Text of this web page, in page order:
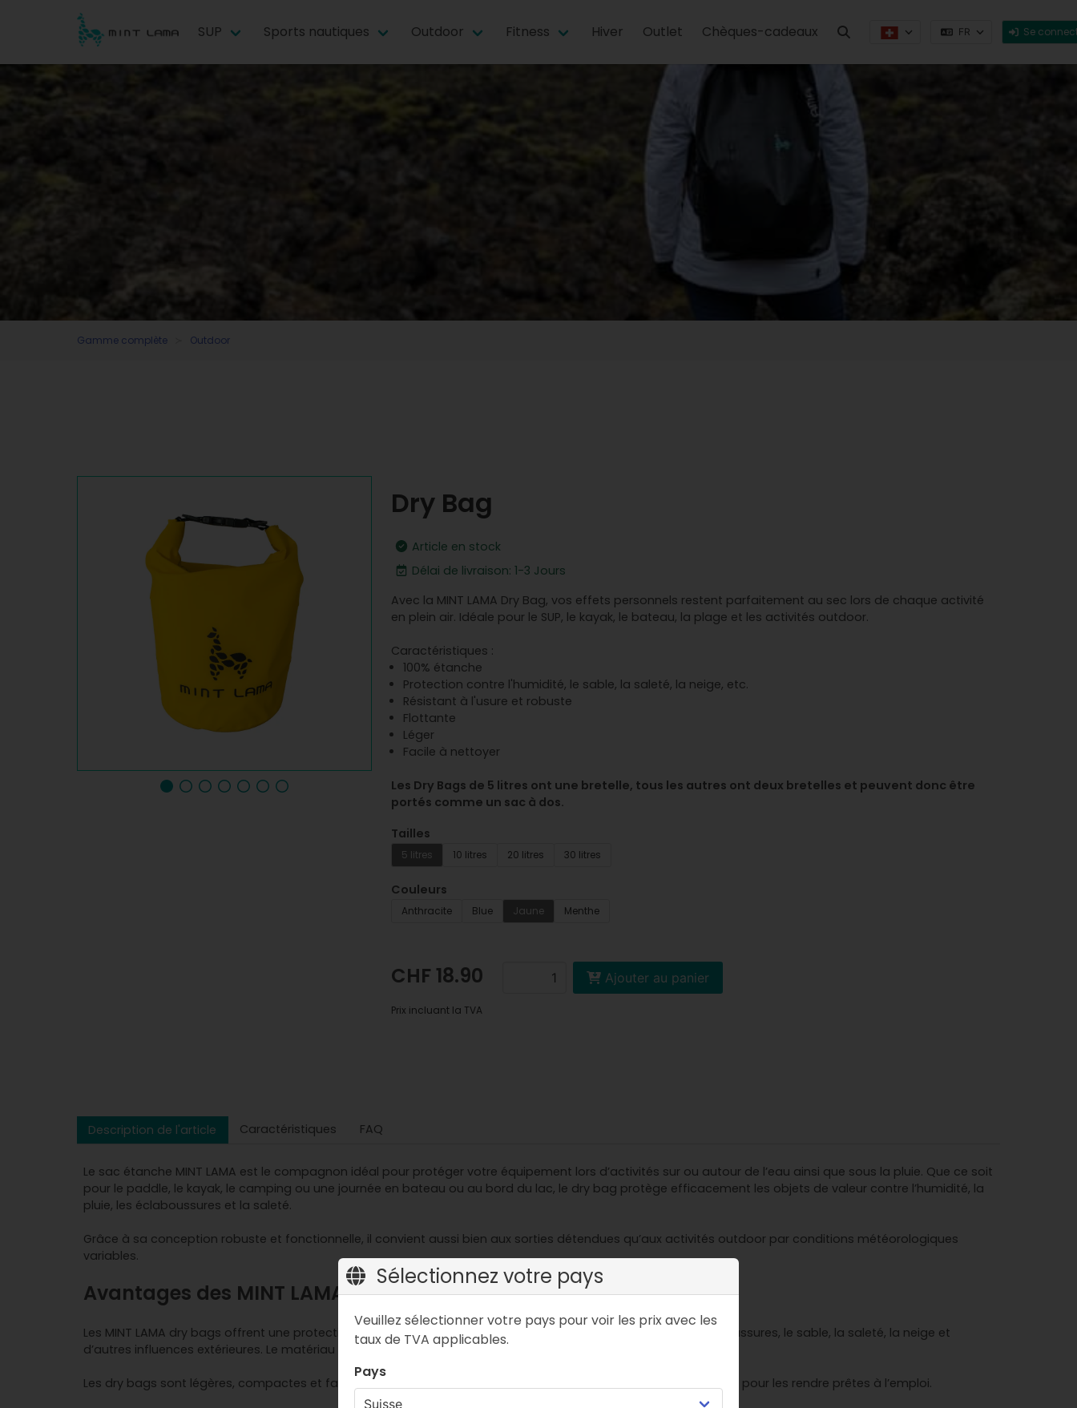
SUP Sports nautiques Outdoor Fitness Hiver Outlet Chèques-cadeaux FR Se
Gamme complète Outdoor
Dry Bag
Article en stock
Délai de livraison: 1-3 Jours
Avec la MINT LAMA Dry Bag, vos effets personnels restent parfaitement au sec lors de chaque activité
en plein air. Idéale pour le SUP, le kayak, le bateau, la plage et les activités outdoor.
Caractéristiques :
100% étanche
Protection contre l'humidité, le sable, la saleté, la neige, etc.
Résistant à l'usure et robuste
Flottante
Léger
Facile à nettoyer
Les Dry Bags de 5 litres ont une bretelle, tous les autres ont deux bretelles et peuvent donc être
portés comme un sac à dos.
Tailles
5 litres 10 litres 20 litres 30 litres
Couleurs
Anthracite Blue Jaune Menthe
CHF 18.90 Ajouter au panier
Prix incluant la TVA
Description de l'article Caractéristiques FAQ
Le sac étanche MINT LAMA est le compagnon idéal pour protéger votre équipement lors d’activités sur ou autour de l’eau ainsi que sous la pluie. Que ce soit
pour le paddle, le kayak, le camping ou une journée en bateau ou au bord du lac, le dry bag protège efficacement les objets de valeur contre l’humidité, la
pluie, les éclaboussures et la saleté.
Grâce à sa conception robuste et fonctionnelle, il convient aussi bien aux sorties détendues qu’aux activités outdoor par conditions météorologiques
variables.
Avantages des MINT LAMA Dry Bags
Les MINT LAMA dry bags offrent une protection 100 pour cent étanche contre l’humidité, la forte pluie, les éclaboussures, le sable, la saleté, la neige et
d’autres influences extérieures. Le matériau résistant garantit robustesse et durabilité.
Les dry bags sont légères, compactes et faciles à nettoyer. Après utilisation, un simple rinçage et séchage suffit pour les rendre prêtes à l’emploi.
Sélectionnez votre pays
Veuillez sélectionner votre pays pour voir les prix avec les
taux de TVA applicables.
Pays